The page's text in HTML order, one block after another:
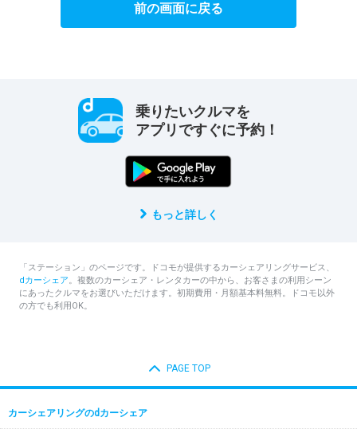
前の画面に戻る
乗りたいクルマを
アプリですぐに予約！
もっと詳しく
「ステーション」のページです。ドコモが提供するカーシェアリングサービス、
dカーシェア。複数のカーシェア・レンタカーの中から、お客さまの利用シーン
にあったクルマをお選びいただけます。初期費用・月額基本料無料。ドコモ以外
の方でも利用OK。
PAGE TOP
カーシェアリングのdカーシェア